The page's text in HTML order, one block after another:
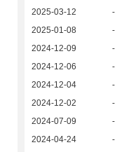
2025-03-12
-
2025-01-08
-
2024-12-09
-
2024-12-06
-
2024-12-04
-
2024-12-02
-
2024-07-09
-
2024-04-24
-